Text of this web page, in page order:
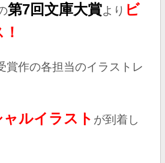
第7回文庫大賞より ビ
賞作の各担当のイラストレ
ルイラスト が到着し